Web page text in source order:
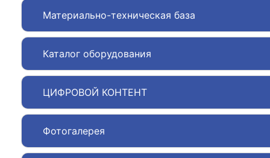
Материально-техническая база
Каталог оборудования
ЦИФРОВОЙ КОНТЕНТ
Фотогалерея